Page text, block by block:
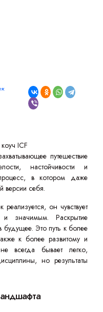
ICF
путешествие
настойчивости и
в котором даже
версии себя.
реализуется, он чувствует
значимым. Раскрытие
будущее. Это путь к более
к более развитому и
всегда бывает легко,
но результаты